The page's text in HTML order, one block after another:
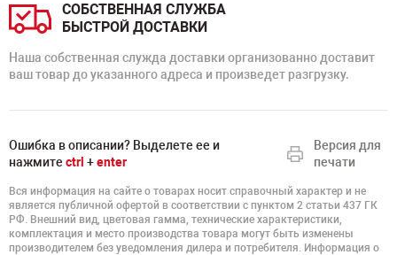
СОБСТВЕННАЯ СЛУЖБА
БЫСТРОЙ ДОСТАВКИ
Наша собственная служда доставки организованно доставит
ваш товар до указанного адреса и произведет разгрузку.
Ошибка в описании? Выделете ее и
нажмите ctrl +enter
Версия для
печати
Вся информация на сайте о товарах носит справочный характер и не
является публичной офертой в соответствии с пунктом 2 статьи 437 ГК
РФ. Внешний вид, цветовая гамма, технические характеристики,
комплектация и место производства товара могут быть изменены
производителем без уведомления дилера и потребителя. Информация о